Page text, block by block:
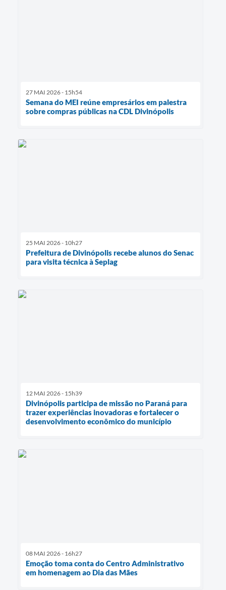
27 MAI 2026 - 15h54
Semana do MEI reúne empresários em palestra
sobre compras públicas na CDL Divinópolis
25 MAI 2026 - 10h27
Prefeitura de Divinópolis recebe alunos do Senac
para visita técnica à Seplag
12 MAI 2026 - 15h39
Divinópolis participa de missão no Paraná para
trazer experiências inovadoras e fortalecer o
desenvolvimento econômico do município
08 MAI 2026 - 16h27
Emoção toma conta do Centro Administrativo
em homenagem ao Dia das Mães